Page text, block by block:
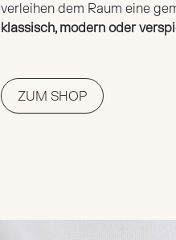
verleihen dem Raum eine
klassisch, modern oder
ZUM SHOP